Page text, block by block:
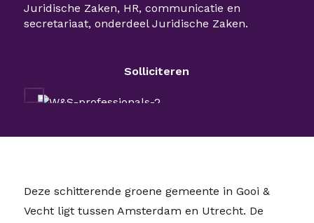
Juridische Zaken, HR, communicatie en
secretariaat, onderdeel Juridische Zaken.
Solliciteren
Deze schitterende groene gemeente in Gooi &
Vecht ligt tussen Amsterdam en Utrecht. De